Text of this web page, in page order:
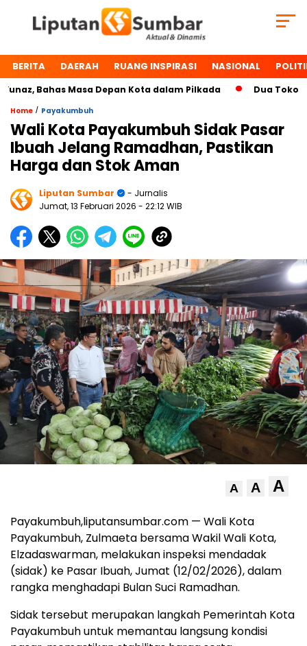
BERITA DAERAH RUANG INSPIRASI NASIONAL
Bahas Masa Depan Kota dalam Pilkada Dua Tokoh
Home / Payakumbuh
Wali Kota Payakumbuh Sidak Pasar
Ibuah Jelang Ramadhan, Pastikan
Harga dan Stok Aman
Liputan Sumbar
- Jurnalis
Jumat, 13 Februari 2026 - 22:12 WIB
A A A
Payakumbuh,liputansumbar.com — Wali Kota
Payakumbuh, Zulmaeta bersama Wakil Wali Kota,
Elzadaswarman, melakukan inspeksi mendadak
(sidak) ke Pasar Ibuah, Jumat (12/02/2026), dalam
rangka menghadapi Bulan Suci Ramadhan.
Sidak tersebut merupakan langkah Pemerintah Kota
Payakumbuh untuk memantau langsung kondisi